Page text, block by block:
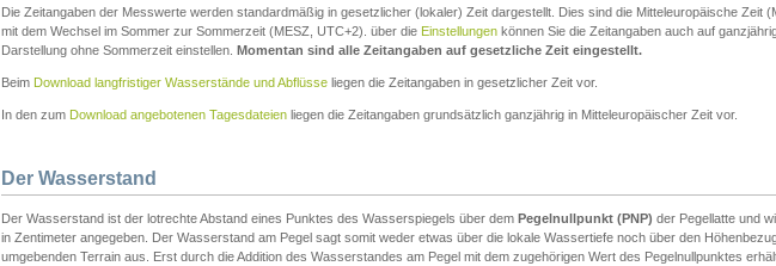
Die Zeitangaben der Messwerte werden standardmäßig in gesetzlicher (lokaler) Zeit dargestellt. Dies sind die Mitteleuropäische Zeit
mit dem Wechsel im Sommer zur Sommerzeit (MESZ, UTC+2). über die Einstellungen können Sie die Zeitangaben auch auf
Darstellung ohne Sommerzeit einstellen. Momentan sind alle Zeitangaben auf gesetzliche Zeit eingestellt.
Beim Download langfristiger Wasserstände und Abflüsse liegen die Zeitangaben in gesetzlicher Zeit vor.
In den zum Download angebotenen Tagesdateien liegen die Zeitangaben grundsätzlich ganzjährig in Mitteleuropäischer Zeit vor.
Der Wasserstand
Der Wasserstand ist der lotrechte Abstand eines Punktes des Wasserspiegels über dem Pegelnullpunkt (PNP) der Pegellatte und
in Zentimeter angegeben. Der Wasserstand am Pegel sagt somit weder etwas über die lokale Wassertiefe noch über den
umgebenden Terrain aus. Erst durch die Addition des Wasserstandes am Pegel mit dem zugehörigen Wert des Pegelnullpunktes